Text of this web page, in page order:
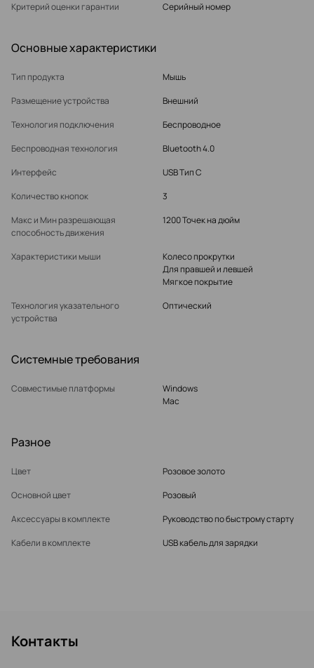
Критерий оценки гарантии
Серийный номер
Основные характеристики
Тип продукта
Мышь
Размещение устройства
Внешний
Технология подключения
Беспроводное
Беспроводная технология
Bluetooth 4.0
Интерфейс
USB Тип C
Количество кнопок
3
Макс и Мин разрешающая
способность движения
1200 Точек на дюйм
Характеристики мыши
Колесо прокрутки
Для правшей и левшей
Мягкое покрытие
Технология указательного
устройства
Оптический
Системные требования
Совместимые платформы
Windows
Mac
Разное
Цвет
Розовое золото
Основной цвет
Розовый
Аксессуары в комплекте
Руководство по быстрому старту
Кабели в комплекте
USB кабель для зарядки
Контакты